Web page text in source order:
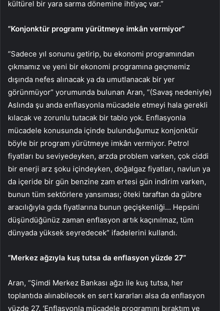
kültürel bir yara sarma dönemine ihtiyaç var.”
“Konjonktür programı yürütmeye imkân vermiyor”
“Sadece yıl sonunu getirip, bu ekonomi programından
çıkmamız ve yeni bir ekonomi programına geçmemiz
dışında nefes alınacak ya da umutlanacak bir yer
görünmüyor” yorumunda bulunan Aran, “(Savaş nedeniyle)
Aslında şu anda enflasyonla mücadele etmeyi hala gerekli
kılacak ve zorunlu tutacak bir tablo yok. Enflasyonla
mücadele konusunda içinde bulunduğumuz konjonktür
böyle bir program yürütmeye imkân vermiyor. Petrol
fiyatları bu seviyedeyken, arzda problem varken, çok ciddi
bir enerji arz şoku içindeyken, doğalgaz fiyatları, navlun ya
da içeride bir gün benzine zam ertesi gün indirim varken,
bunun tüm sektörlere yansıması; öteki taraftan da gübre
aracılığıyla gıda fiyatlarına bunun geçişkenliği… Hepsini
düşündüğünüz zaman enflasyon artık kaçınılmaz, tüm
dünyada yüksek seyredecek” ifadelerini kullandı.
“Merkez ağzıyla kuş tutsa da enflasyon yüzde 27”
Aran, “Şimdi Merkez Bankası ağzı ile kuş tutsa, her
toplantıda alınabilecek en sert kararları alsa da enflasyon
yüzde 27. ‘Enflasyonla mücadele programını bıraktım ve